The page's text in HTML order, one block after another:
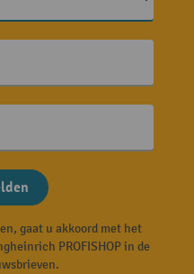
gaat u akkoord met het
PROFISHOP in de